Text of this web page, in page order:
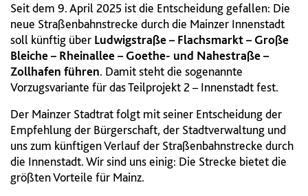
Seit dem 9. April 2025 ist die Entscheidung gefallen: Die
neue Straßenbahnstrecke durch die Mainzer Innenstadt
soll künftig über Ludwigstraße – Flachsmarkt – Große
Bleiche – Rheinallee – Goethe- und Nahestraße –
Zollhafen führen. Damit steht die sogenannte
Vorzugsvariante für das Teilprojekt 2 – Innenstadt fest.
Der Mainzer Stadtrat folgt mit seiner Entscheidung der
Empfehlung der Bürgerschaft, der Stadtverwaltung und
uns zum künftigen Verlauf der Straßenbahnstrecke durch
die Innenstadt. Wir sind uns einig: Die Strecke bietet die
größten Vorteile für Mainz.